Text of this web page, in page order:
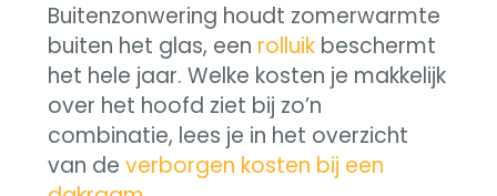
Buitenzonwering houdt zomerwarmte
buiten het glas, een rolluik beschermt
het hele jaar. Welke kosten je makkelijk
over het hoofd ziet bij zo’n
combinatie, lees je in het overzicht
van de verborgen kosten bij een